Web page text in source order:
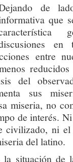
de
que
entre
del
sus
miseria, no
de interés.
civilizado, ni
del latino.
situación de